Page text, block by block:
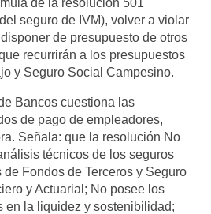
de la resolución 501
seguro de IVM), volver a violar
de presupuesto de otros
recurrirán a los presupuestos
y Seguro Social Campesino.
Bancos cuestiona las
de pago de empleadores,
Señala: que la resolución No
técnicos de los seguros
Fondos de Terceros y Seguro
y Actuarial; No posee los
en la liquidez y sostenibilidad;